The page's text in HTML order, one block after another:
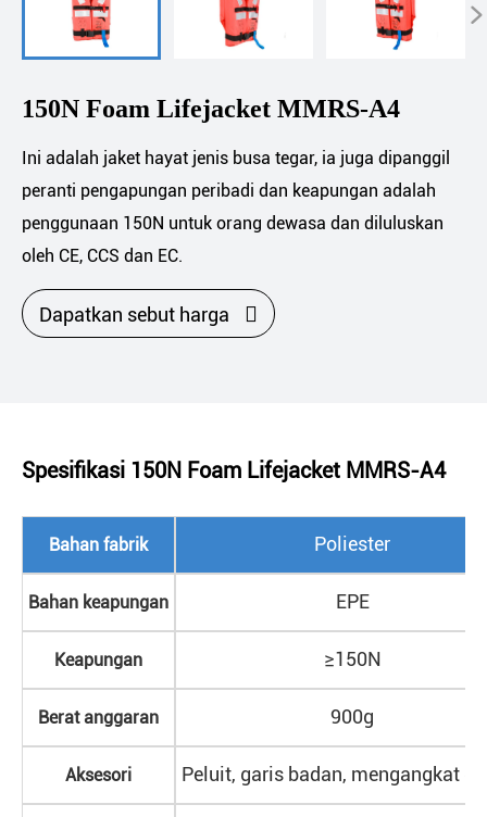

150N Foam Lifejacket MMRS-A4
Ini adalah jaket hayat jenis busa tegar, ia juga dipanggil
peranti pengapungan peribadi dan keapungan adalah
penggunaan 150N untuk orang dewasa dan diluluskan
oleh CE, CCS dan EC.
Dapatkan sebut harga 
Spesifikasi 150N Foam Lifejacket MMRS-A4
Bahan fabrik Poliester
Bahan keapungan EPE
Keapungan ≥150N
Berat anggaran 900g
Aksesori Peluit, garis badan, mengangkat